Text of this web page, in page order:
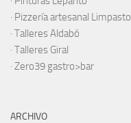
· Pizzería artesanal Limpasto
· Talleres Aldabó
· Talleres Giral
· Zero39 gastro>bar
ARCHIVO